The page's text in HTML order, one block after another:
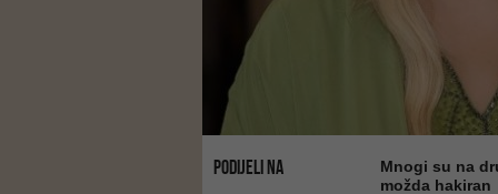
PODIJELI NA
Mnogi su na
možda hakiran